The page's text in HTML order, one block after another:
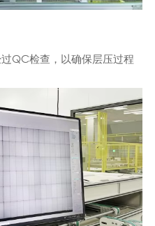
QC检查，以确保层压过程